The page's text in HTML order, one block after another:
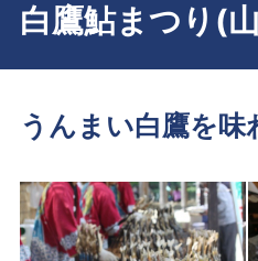
白鷹鮎まつり(
うんまい白鷹を味